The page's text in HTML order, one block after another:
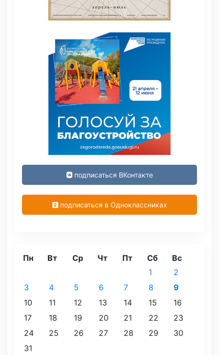
подписаться ВКонтакте
подписаться в Одноклассниках
Пн Вт Ср Чт Пт Сб
Вс
1
2
3
4 5 6 7 8
9
10
11 12 13 14 15
16
17
18 19 20 21 22
23
24
25 26 27 28 29
30
31